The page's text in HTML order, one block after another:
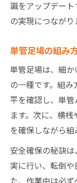
識をアップデー
の実現につながり
単管足場の組み
単管足場は、細
の一種です。組
平を確認し、単
ます。次に、横
を確保しながら組
安全確保の秘訣
実に行い、転倒
た、作業中は必